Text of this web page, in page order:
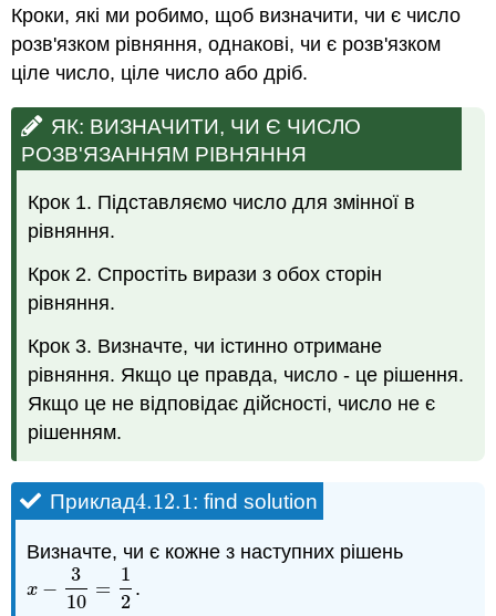
Кроки, які ми робимо, щоб визначити, чи є число
розв'язком рівняння, однакові, чи є розв'язком
ціле число, ціле число або дріб.
ЯК: ВИЗНАЧИТИ, ЧИ Є ЧИСЛО
РОЗВ'ЯЗАННЯМ РІВНЯННЯ
Крок 1. Підставляємо число для змінної в
рівняння.
Крок 2. Спростіть вирази з обох сторін
рівняння.
Крок 3. Визначте, чи істинно отримане
рівняння. Якщо це правда, число - це рішення.
Якщо це не відповідає дійсності, число не є
рішенням.
Приклад4.12.1
4.12.1: find solution
Визначте, чи є кожне з наступних рішень
x −
3
10
=
1
2
x−3 10= 12 .